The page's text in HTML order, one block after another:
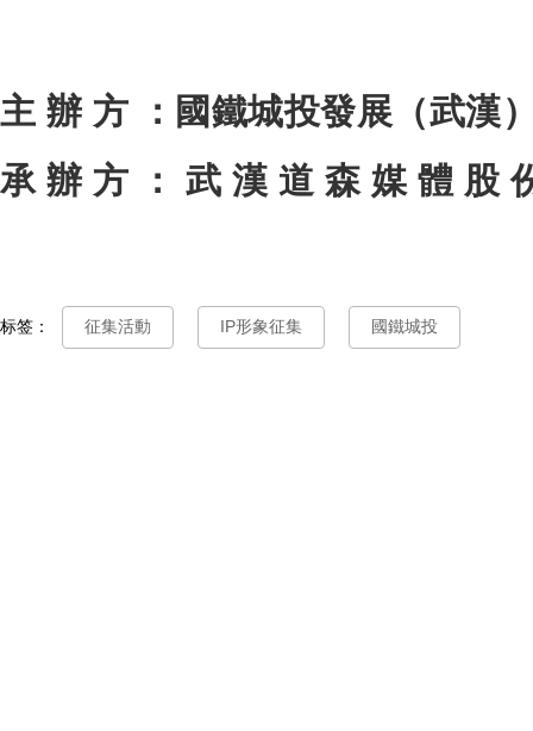
主 辦 方 ：國鐵城投發展（武漢
承 辦 方 ： 武 漢 道 森 媒 體 股
标签： 征集活動 IP形象征集 國鐵城投